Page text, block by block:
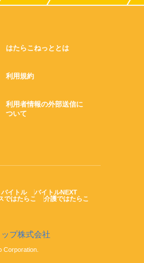
はたらこねっととは
利用規約
利用者情報の外部送信に
ついて
イトル
バイトルNEXT
ではたらこ 介護ではたらこ
Corporation.